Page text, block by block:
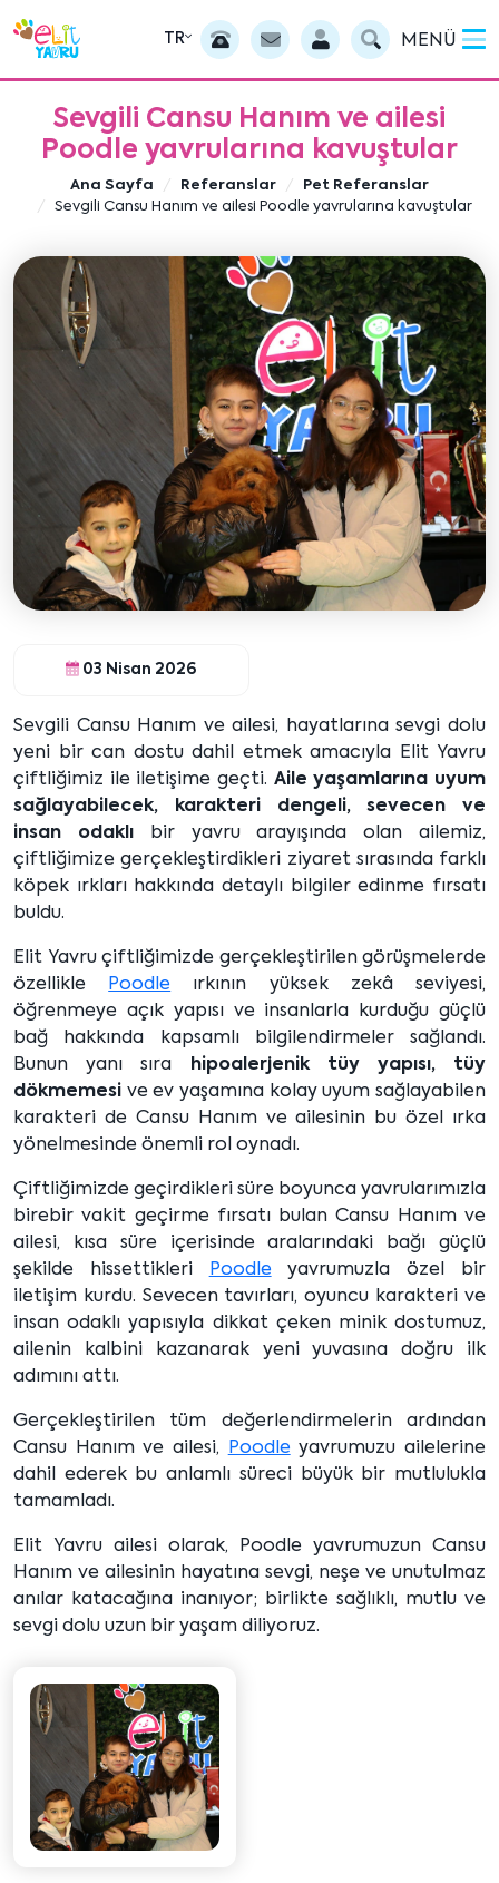
TR MENÜ
Sevgili Cansu Hanım ve ailesi
Poodle yavrularına kavuştular
Ana Sayfa Referanslar
Pet Referanslar
Sevgili Cansu Hanım ve ailesi Poodle yavrularına kavuştular
03 Nisan 2026
Sevgili Cansu Hanım ve ailesi, hayatlarına sevgi dolu
yeni bir can dostu dahil etmek amacıyla Elit Yavru
çiftliğimiz ile iletişime geçti. Aile yaşamlarına uyum
sağlayabilecek, karakteri dengeli, sevecen ve
insan odaklıbir yavru arayışında olan ailemiz,
çiftliğimize gerçekleştirdikleri ziyaret sırasında farklı
köpek ırkları hakkında detaylı bilgiler edinme fırsatı
buldu.
Elit Yavru çiftliğimizde gerçekleştirilen görüşmelerde
özellikle
Poodle ırkının yüksek zekâ seviyesi,
öğrenmeye açık yapısı ve insanlarla kurduğu güçlü
bağ hakkında kapsamlı bilgilendirmeler sağlandı.
Bunun yanı sıra hipoalerjenik tüy yapısı, tüy
dökmemesi ve ev yaşamına kolay uyum sağlayabilen
karakteri de Cansu Hanım ve ailesinin bu özel ırka
yönelmesinde önemli rol oynadı.
Çiftliğimizde geçirdikleri süre boyunca yavrularımızla
birebir vakit geçirme fırsatı bulan Cansu Hanım ve
ailesi, kısa süre içerisinde aralarındaki bağı güçlü
şekilde hissettikleri
Poodleyavrumuzla özel bir
iletişim kurdu. Sevecen tavırları, oyuncu karakteri ve
insan odaklı yapısıyla dikkat çeken minik dostumuz,
ailenin kalbini kazanarak yeni yuvasına doğru ilk
adımını attı.
Gerçekleştirilen tüm değerlendirmelerin ardından
Cansu Hanım ve ailesi,
Poodleyavrumuzu ailelerine
dahil ederek bu anlamlı süreci büyük bir mutlulukla
tamamladı.
Elit Yavru ailesi olarak, Poodle yavrumuzun Cansu
Hanım ve ailesinin hayatına sevgi, neşe ve unutulmaz
anılar katacağına inanıyor; birlikte sağlıklı, mutlu ve
sevgi dolu uzun bir yaşam diliyoruz.